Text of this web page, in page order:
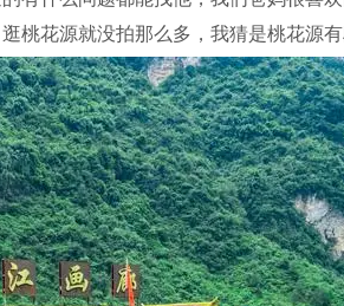
桃花源就没拍那么多，我猜是桃花源有